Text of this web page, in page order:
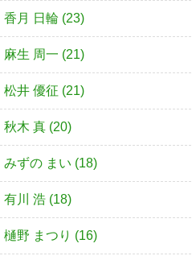
香月 日輪 (23)
麻生 周一 (21)
松井 優征 (21)
秋木 真 (20)
みずの まい (18)
有川 浩 (18)
樋野 まつり (16)